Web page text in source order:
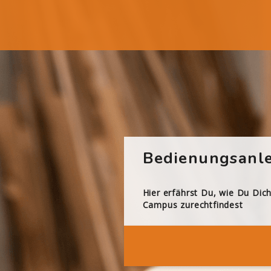
Hier erfährst Du, wie Du
Campus zurechtfindest